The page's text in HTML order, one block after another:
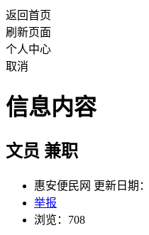
返回首页
刷新页面
个人中心
取消
信息内容
文员 兼职
惠安便民网 更新日期
举报
浏览：708